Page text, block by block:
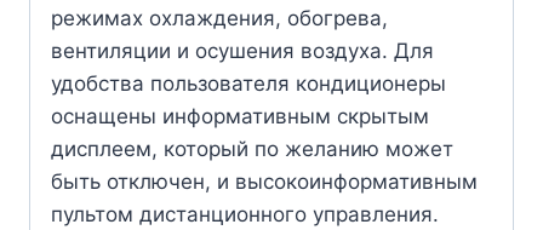
режимах охлаждения, обогрева,
вентиляции и осушения воздуха. Для
удобства пользователя кондиционеры
оснащены информативным скрытым
дисплеем, который по желанию может
быть отключен, и высокоинформативным
пультом дистанционного управления.